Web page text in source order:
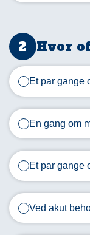
På
den
måde
er
det
muligt
at
blive
ved
med
udvikle
børn
Hvor
Et par gange
En gang om
Et par gange
Ved akut